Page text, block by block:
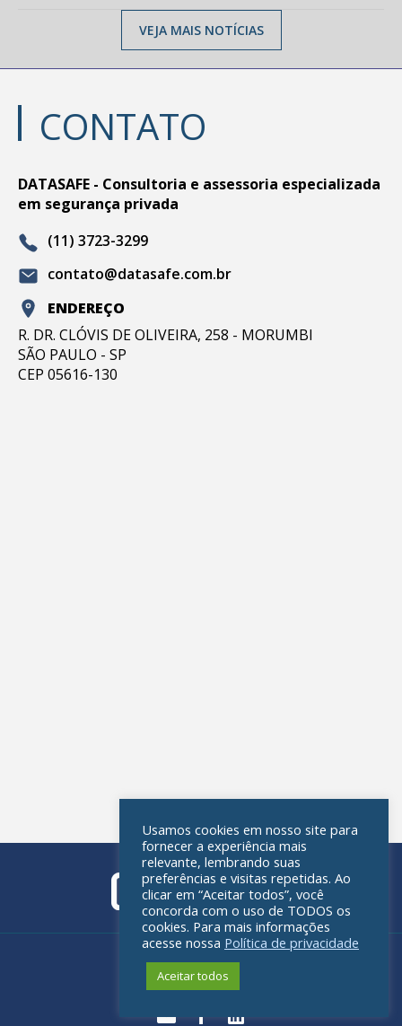
VEJA MAIS NOTÍCIAS
CONTATO
DATASAFE - Consultoria e assessoria especializada
em segurança privada
(11) 3723-3299
contato@datasafe.com.br
ENDEREÇO
R. DR. CLÓVIS DE OLIVEIRA, 258 - MORUMBI
SÃO PAULO - SP
CEP 05616-130
Política de privacidade
Usamos cookies em nosso site para
fornecer a experiência mais
relevante, lembrando suas
preferências e visitas repetidas. Ao
clicar em “Aceitar todos”, você
concorda com o uso de TODOS os
cookies. Para mais informações
acesse nossa Política de privacidade
Aceitar todos